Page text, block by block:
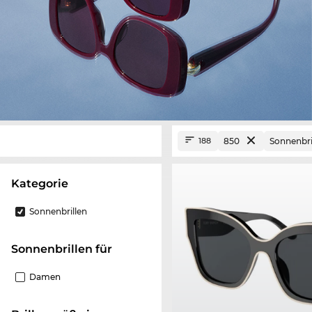
Kategorie
Sonnenbrillen
Sonnenbrillen für
Damen
188 850